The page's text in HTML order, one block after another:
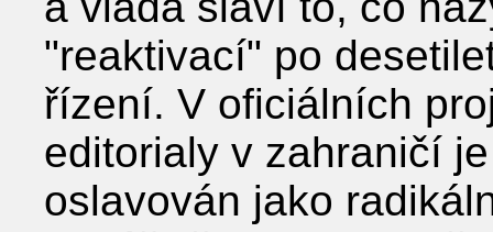
"reaktivací" po
řízení. V oficiálních
editorialy v zahraničí
oslavován jako